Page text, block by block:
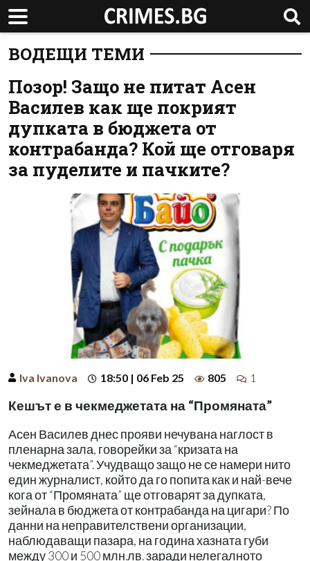
ВОДЕЩИ ТЕМИ
Позор! Защо не питат Асен
Василев как ще покрият
дупката в бюджета от
контрабанда? Кой ще отговаря
за пуделите и пачките?
Iva Ivanova 18:50 | 06 Feb 25 805 1
Кешът е в чекмеджетата на “Промяната”
Асен Василев днес прояви нечувана наглост в
пленарна зала, говорейки за “кризата на
чекмеджетата”. Учудващо защо не се намери нито
един журналист, който да го попита как и най-вече
кога от “Промяната” ще отговарят за дупката,
зейнала в бюджета от контрабанда на цигари? По
данни на неправителствени организации,
наблюдаващи пазара, на година хазната губи
между 300 и 500 млн.лв. заради нелегалното